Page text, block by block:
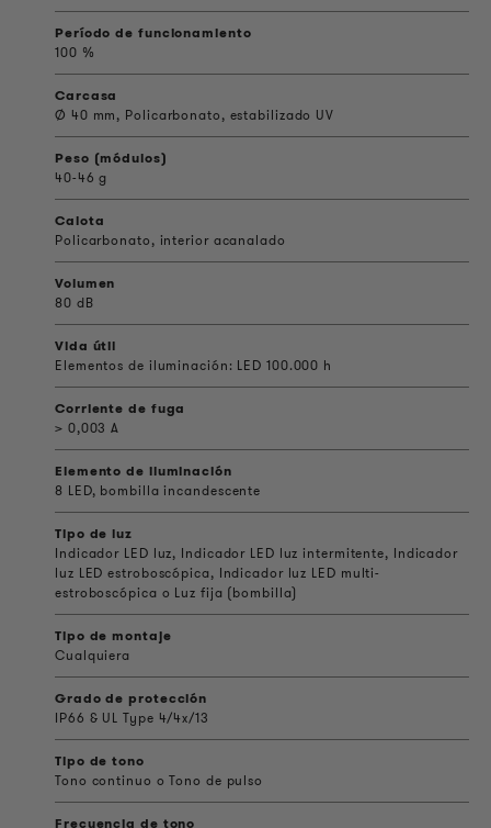
Período de funcionamiento
100 %
Carcasa
Ø 40 mm, Policarbonato, estabilizado UV
Peso (módulos)
40-46 g
Calota
Policarbonato, interior acanalado
Volumen
80 dB
Vida útil
Elementos de iluminación: LED 100.000 h
Corriente de fuga
> 0,003 A
Elemento de iluminación
8 LED, bombilla incandescente
Tipo de luz
Indicador LED luz, Indicador LED luz intermitente, Indicador
luz LED estroboscópica, Indicador luz LED multi-
estroboscópica o Luz fija (bombilla)
Tipo de montaje
Cualquiera
Grado de protección
IP66 & UL Type 4/4x/13
Tipo de tono
Tono continuo o Tono de pulso
Frecuencia de tono